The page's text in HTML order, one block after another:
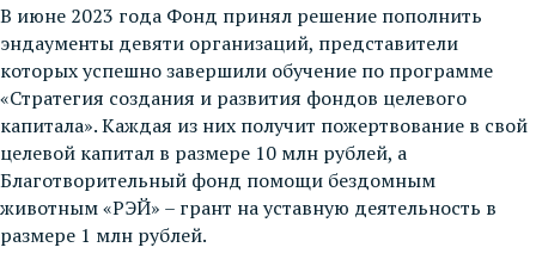
В июне 2023 года Фонд принял решение пополнить
эндаументы девяти организаций, представители
которых успешно завершили обучение по программе
«Стратегия создания и развития фондов целевого
капитала». Каждая из них получит пожертвование в свой
целевой капитал в размере 10 млн рублей, а
Благотворительный фонд помощи бездомным
животным «РЭЙ» – грант на уставную деятельность в
размере 1 млн рублей.